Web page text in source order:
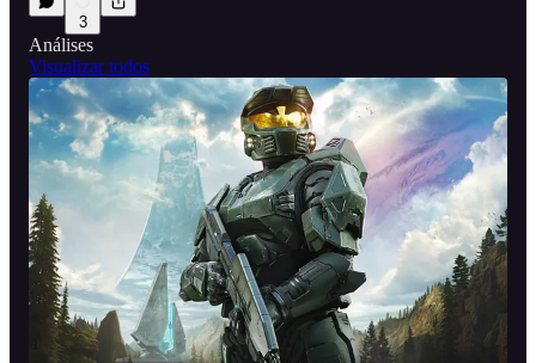
3
Análises
Visualizar todos